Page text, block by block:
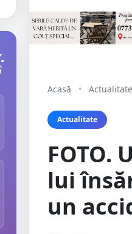
Acasă • Actualitate
Actualitate
FOTO.
lui
un